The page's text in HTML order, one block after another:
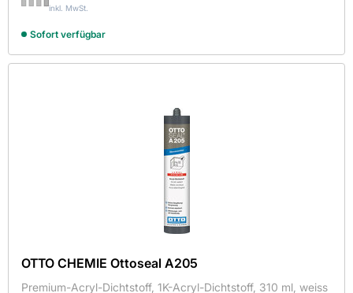
inkl. MwSt.
Sofort verfügbar
OTTO CHEMIE Ottoseal A205
Premium-Acryl-Dichtstoff, 1K-Acryl-Dichtstoff, 310 ml, weiss